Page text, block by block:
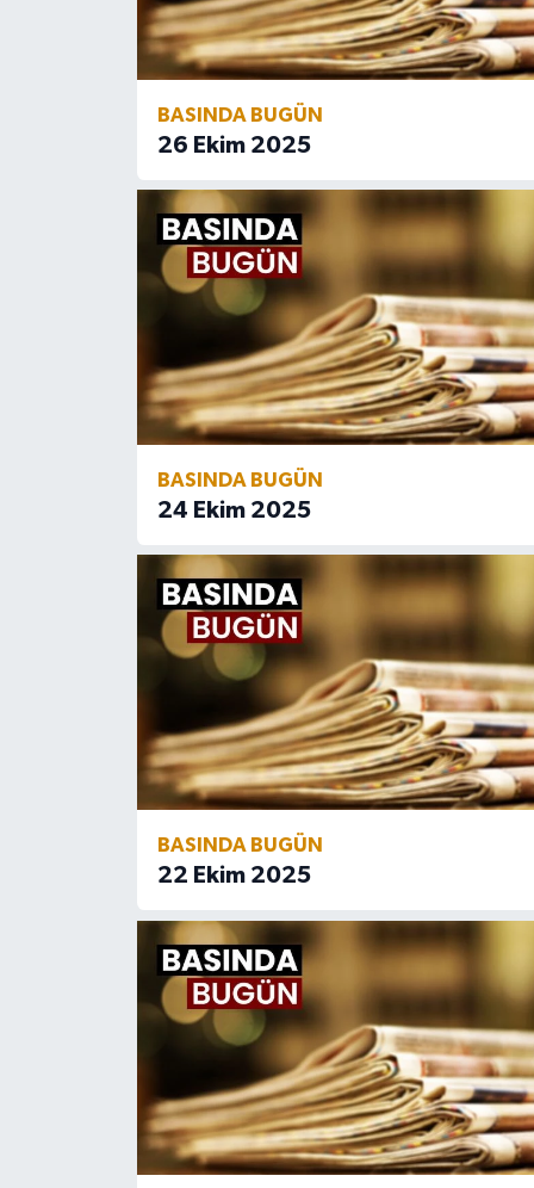
BASINDA BUGÜN
26 Ekim 2025
BASINDA BUGÜN
24 Ekim 2025
BASINDA BUGÜN
22 Ekim 2025
Gümüşhane Müftülüğü
Hakkari Müftülüğü
Hatay Müftülüğü
Iğdır Müftülüğü
Isparta Müftülüğü
İzmir Müftülüğü
Kahramanmaraş Müftülüğü
Karabük Müftülüğü
Karaman Müftülüğü
Kars Müftülüğü
Kayseri Müftülüğü
Kilis Müftülüğü
Kırıkkale Müftülüğü
Kırklareli Müftülüğü
Kırşehir Müftülüğü
Konya Müftülüğü
Kütahya Müftülüğü